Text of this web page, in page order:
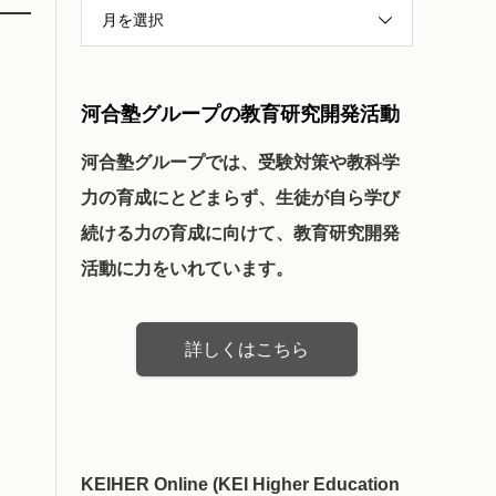
月を選択
河合塾グループの教育研究開発活動
河合塾グループでは、受験対策や教科学
力の育成にとどまらず、生徒が自ら学び
続ける力の育成に向けて、教育研究開発
活動に力をいれています。
詳しくはこちら
KEIHER Online (KEI Higher Education